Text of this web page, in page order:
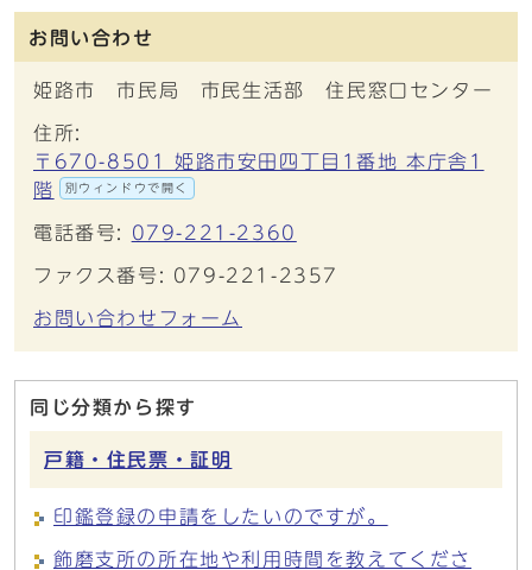
お問い合わせ
姫路市 市民局 市民生活部 住民窓口センター
住所:
〒670-8501 姫路市安田四丁目1番地 本庁舎1
階
別ウィンドウで開く
電話番号: 079-221-2360
ファクス番号: 079-221-2357
お問い合わせフォーム
同じ分類から探す
戸籍・住民票・証明
印鑑登録の申請をしたいのですが。
飾磨支所の所在地や利用時間を教えてくださ